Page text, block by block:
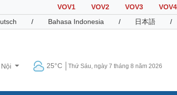
VOV1 VOV2 VOV3 VOV4
/ Bahasa Indonesia / 日本語 /
25°C Thứ Sáu, ngày 7 tháng 8 năm 2026